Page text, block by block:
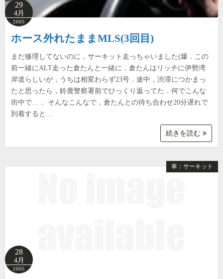
29
4月
2005
ホース外れたままMLS(3回目)
まだ修理してないのに，サーキット走っちゃいました(爆．この
前一緒にALT走った倉たんと一緒に．倉たんはリッチに伊勢湾
岸道らしいが，うちは相変わらず23号．途中，渋滞につかまっ
たと思ったら，鈴鹿警察署前でひっくり返ってた．何でこんな
街中で…． そんなこんなで，倉たんとの待ち合わせ20分遅れで
到着すると…
続きを読む
車：サーキット
28
4月
2005